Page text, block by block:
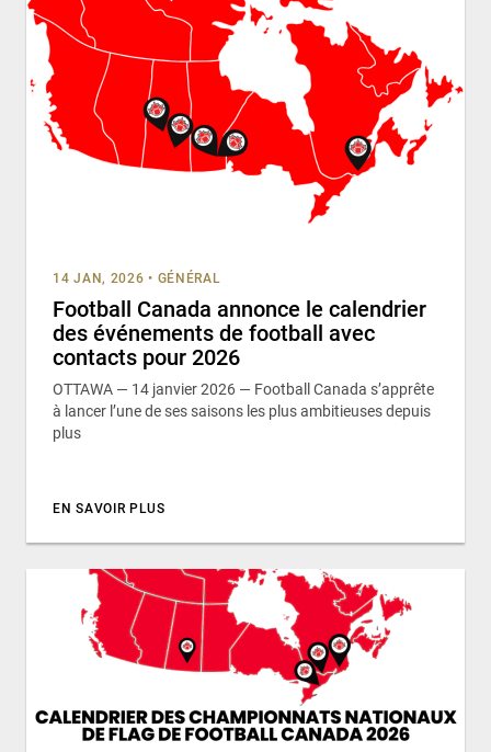
14 JAN, 2026 • GÉNÉRAL
Football Canada annonce le calendrier
des événements de football avec
contacts pour 2026
OTTAWA — 14 janvier 2026 — Football Canada s’apprête
à lancer l’une de ses saisons les plus ambitieuses depuis
plus
EN SAVOIR PLUS